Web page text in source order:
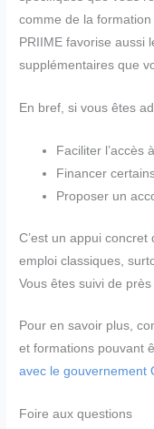
comme de la
PRIIME favorise aussi
supplémentaires que
En bref, si vous êtes
Faciliter l’accès
Financer
Proposer un
C’est un appui
emploi classiques,
Vous êtes suivi de
Pour en savoir plus,
et formations pouvant
avec le gouvernement
Foire aux questions